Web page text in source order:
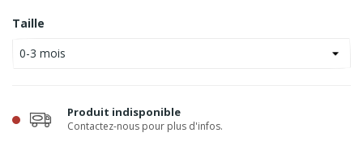
Taille
Produit indisponible
Contactez-nous pour plus d'infos.